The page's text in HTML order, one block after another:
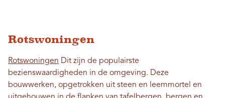
Rotswoningen
Rotswoningen Dit zijn de populairste
bezienswaardigheden in de omgeving. Deze
bouwwerken, opgetrokken uit steen en leemmortel en